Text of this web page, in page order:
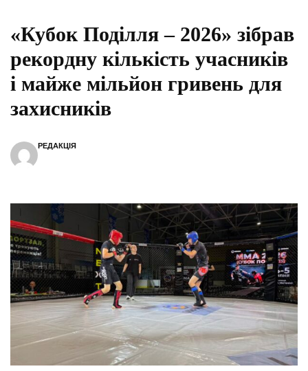
«Кубок Поділля – 2026» зібрав
рекордну кількість учасників
і майже мільйон гривень для
захисників
РЕДАКЦІЯ